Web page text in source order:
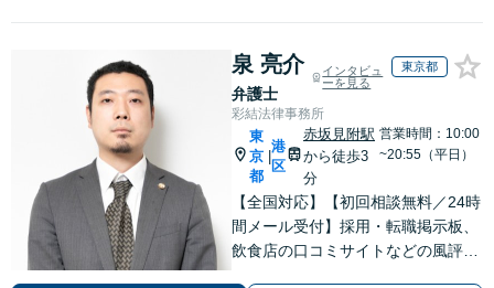
泉 亮介
弁護士
インタビュ
ーを見る
東京都
彩結法律事務所
東
京
都
港
区
赤坂見附駅
から徒歩3
分
営業時間：10:00
~20:55（平日）
【全国対応】【初回相談無料／24時
間メール受付】採用・転職掲示板、
飲食店の口コミサイトなどの風評被